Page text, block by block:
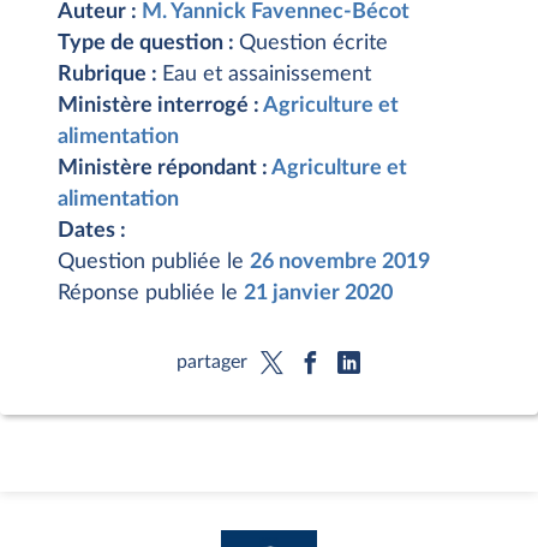
Auteur : M. Yannick Favennec-Bécot
Type de question : Question écrite
Rubrique : Eau et assainissement
Ministère interrogé : Agriculture et
alimentation
Ministère répondant : Agriculture et
alimentation
Dates :
Question publiée le 26 novembre 2019
Réponse publiée le 21 janvier 2020
partager